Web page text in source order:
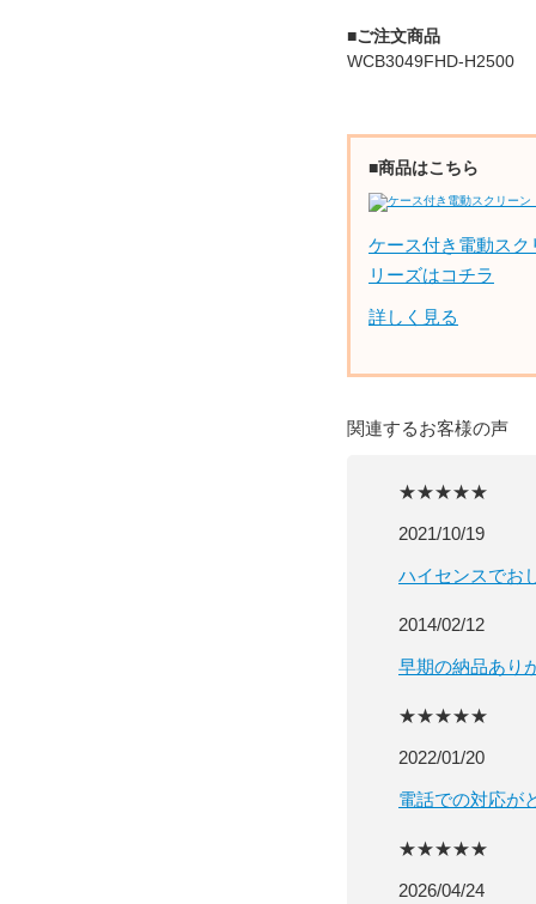
■ご注文商品
WCB3049FHD-H2500
■商品はこちら
ケース付き電動ス
リーズはコチラ
詳しく見る
関連するお客様の声
★★★★★
2021/10/19
ハイセンスでお
2014/02/12
早期の納品あり
★★★★★
2022/01/20
電話での対応が
★★★★★
2026/04/24